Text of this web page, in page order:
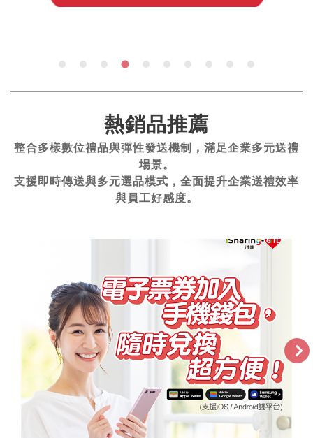
熱銷品推薦
整合多樣數位禮品與彈性發送機制，滿足企業多元送禮
場景。
支援即時傳送與多元選品模式，全面提升企業送禮效率
與員工好感度。